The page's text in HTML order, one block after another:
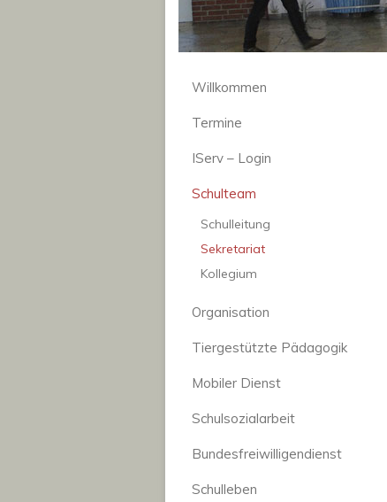
Willkommen
Termine
IServ – Login
Schulteam
Schulleitung
Sekretariat
Kollegium
Organisation
Tiergestützte Pädagogik
Mobiler Dienst
Schulsozialarbeit
Bundesfreiwilligendienst
Schulleben